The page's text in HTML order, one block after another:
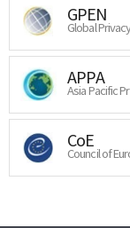
GPEN
Global
APPA
Asia Pacific
CoE
Council of